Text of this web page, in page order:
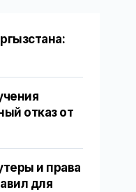
отказ от
и права
для